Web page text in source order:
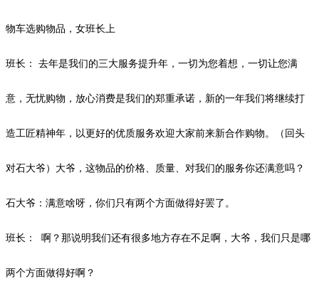
物车选购物品，女班长上
班长： 去年是我们的三大服务提升年，一切为您着想，一切让您满
意，无忧购物，放心消费是我们的郑重承诺，新的一年我们将继续打
造工匠精神年，以更好的优质服务欢迎大家前来新合作购物。（回头
对石大爷）大爷，这物品的价格、质量、对我们的服务你还满意吗？
石大爷：满意啥呀，你们只有两个方面做得好罢了。
班长： 啊？那说明我们还有很多地方存在不足啊，大爷，我们只是哪
两个方面做得好啊？